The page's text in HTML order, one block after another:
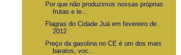
Por que não produzimos nossas próprias
frutas e le...
Flagras do Cidade Juá em fevereiro de
2012
Preço da gasolina no CE é um dos mais
baratos, voc...